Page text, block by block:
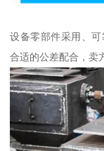
设备零部件采用、
合适的公差配合，卖